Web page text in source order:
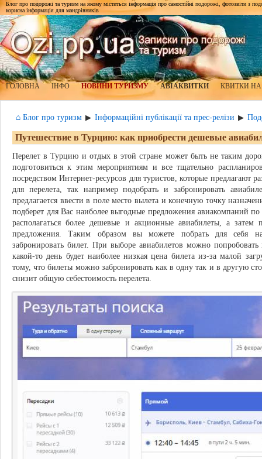
Блог про подорожі та туризм на якому міститься інформація про самостійні подорожі, фотозвіти з
корисна інформація для мандрівників
ГОЛОВНА ІНФО НОВИНИ ТУРИЗМУ АВІАКВИТКИ КВИТКИ
⌂ Блог про туризм ▶ Інформаційні публікації та прес-релізи ▶
Путешествие в Турцию: как приобрести дешевые
Перелет в Турцию и отдых в этой стране может быть не таким
подготовиться к этим мероприятиям и все тщательно
посредством Интернет-ресурсов для туристов, которые предлагают
для перелета, так например подобрать и забронировать
предлагается ввести в поле место вылета и конечную точку
подберет для Вас наиболее выгодные предложения авиакомпаний
располагаться более дешевые и акционные авиабилеты, а затем
предложения. Таким образом вы можете побрать для себя
забронировать билет. При выборе авиабилетов можно
какой-то день будет наиболее низкая цена билета из-за малой
тому, что билеты можно забронировать как в одну так и в другую
снизит общую себестоимость перелета.